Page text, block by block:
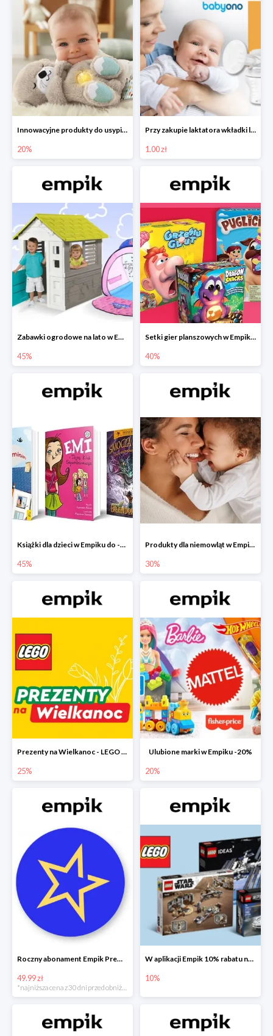
Innowacyjne produkty do usypiania w Empiku -20%
20%
Przy zakupie laktatora wkładki laktacyjne za 1 zł!
1.00 zł
Zabawki ogrodowe na lato w Empiku do -45%
45%
Setki gier planszowych w Empiku do -40%
40%
Książki dla dzieci w Empiku do -45%
45%
Produkty dla niemowląt w Empiku do -30%
30%
Prezenty na Wielkanoc - LEGO w Empiku do -25%
25%
Ulubione marki w Empiku -20%
20%
Roczny abonament Empik Premium w super cenie
49.99 zł
*najniższa cena z 30 dni przed obniżką
W aplikacji Empik 10% rabatu na klocki LEGO
10%